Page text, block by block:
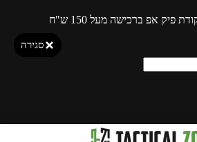
פיק אפ ברכישה מעל 150 ש"ח
סגירה